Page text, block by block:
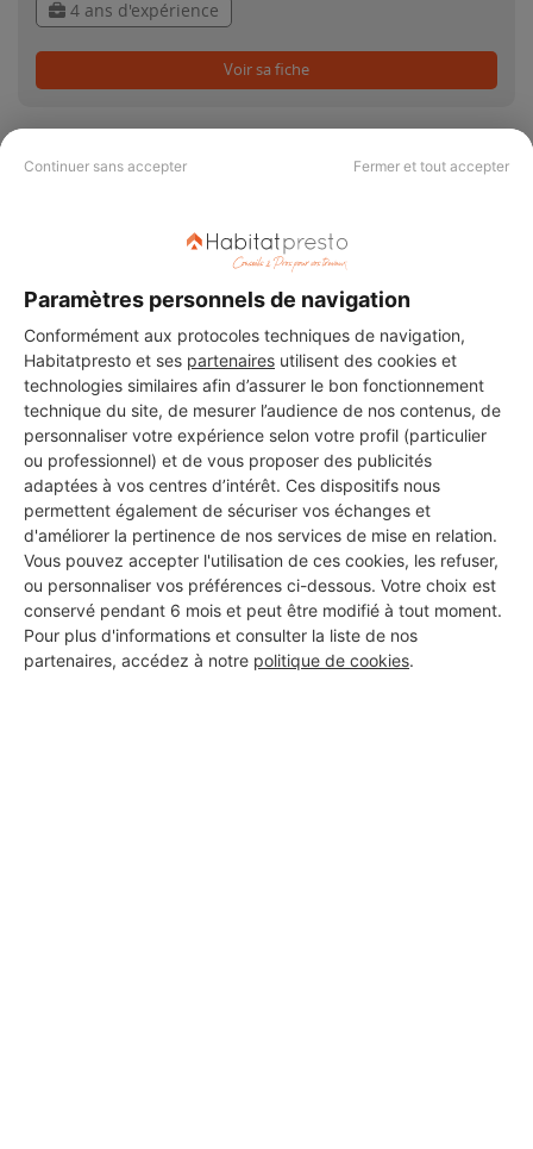
Continuer sans accepter Fermer et tout accepter
Paramètres personnels de navigation
Conformément aux protocoles techniques de navigation,
Habitatpresto et ses partenaires utilisent des cookies et
technologies similaires afin d’assurer le bon fonctionnement
technique du site, de mesurer l’audience de nos contenus, de
personnaliser votre expérience selon votre profil (particulier
ou professionnel) et de vous proposer des publicités
adaptées à vos centres d’intérêt. Ces dispositifs nous
permettent également de sécuriser vos échanges et
d'améliorer la pertinence de nos services de mise en relation.
Vous pouvez accepter l'utilisation de ces cookies, les refuser,
ou personnaliser vos préférences ci-dessous. Votre choix est
conservé pendant 6 mois et peut être modifié à tout moment.
Pour plus d'informations et consulter la liste de nos
partenaires, accédez à notre politique de cookies.
4 ans d'expérience
Voir sa fiche
PAS LE TEMPS DE
CHERCHER ?
Vous souhaitez réaliser des travaux et ne savez quel professionnel
choisir ? Demandez des devis travauxauprès de notre réseau de 5 000
professionnels partout en France.
DEMANDER UN DEVIS